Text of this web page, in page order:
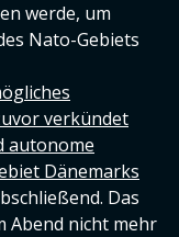
werde, um
Nato-Gebiets
verkündet
autonome
Dänemarks
Das
Abend nicht mehr